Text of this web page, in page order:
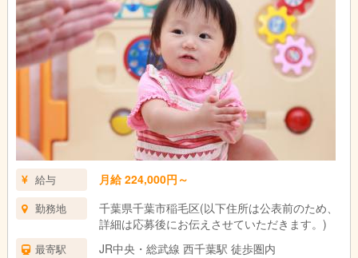
給与 月給 224,000円～
勤務地
千葉県千葉市稲毛区(以下住所は公表前のため、
詳細は応募後にお伝えさせていただきます。)
最寄駅 JR中央・総武線 西千葉駅 徒歩圏内